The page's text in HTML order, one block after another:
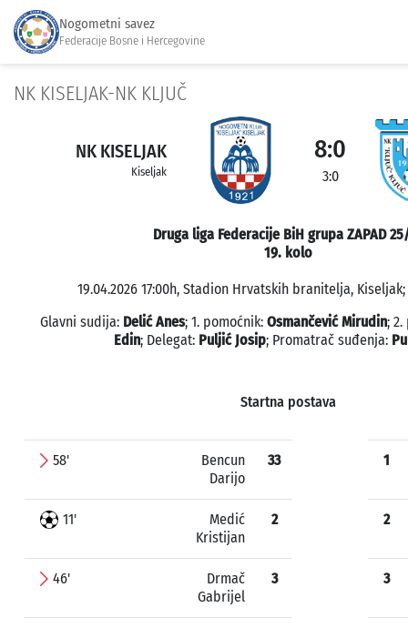
Nogometni savez
Federacije Bosne i Hercegovine
NK KISELJAK-NK KLJUČ
NK KISELJAK
Kiseljak
8:0
3:0
Druga liga Federacije BiH grupa ZAPAD
19. kolo
19.04.2026 17:00h, Stadion Hrvatskih branitelja,
Glavni sudija: Delić Anes; 1. pomoćnik: Osmančević Mirudin;
Edin; Delegat: Puljić Josip; Promatrač suđenja:
Startna postava
58'
Bencun
Darijo
33
11'
Medić
Kristijan
2
46'
Drmač
Gabrijel
3
1
2
3